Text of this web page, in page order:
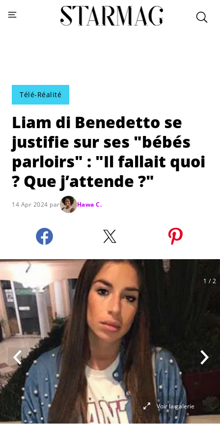
Télé-Réalité
Liam di Benedetto se
justifie sur ses "bébés
parloirs" : "Il fallait quoi
? Que j’attende ?"
14 Apr 2024 par Hawa C.
1 / 2
Voir la galerie